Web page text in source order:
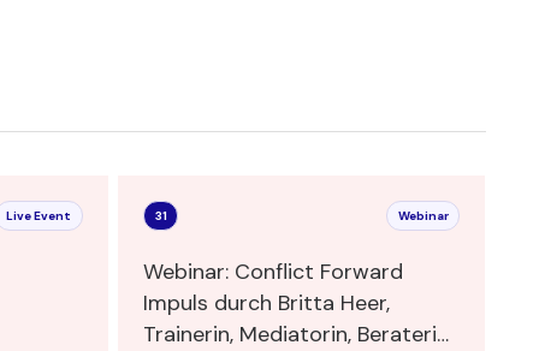
Live Event 31 Webinar
Webinar: Conflict Forward
Impuls durch Britta Heer,
Trainerin, Mediatorin, Beraterin